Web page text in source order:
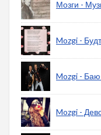
Мозги -
Mozgi -
Mozgi -
Mozgi -